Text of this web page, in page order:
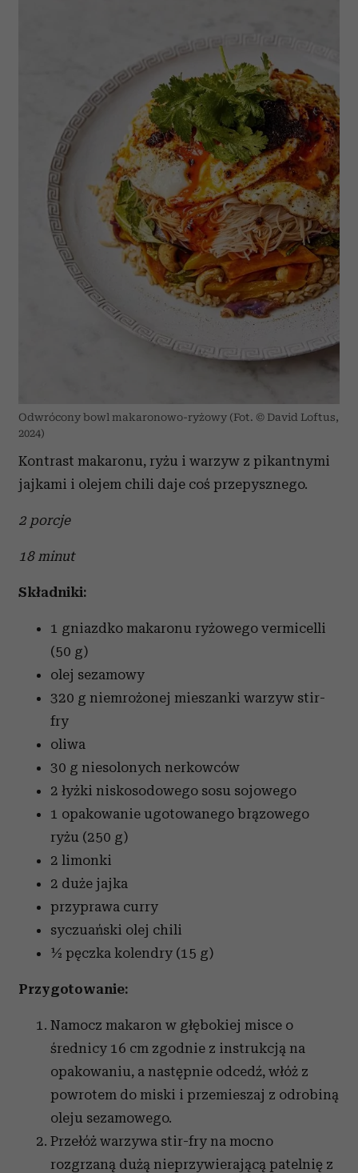
Odwrócony bowl makaronowo-ryżowy (Fot. © David Loftus,
2024)
Kontrast makaronu, ryżu i warzyw z pikantnymi
jajkami i olejem chili daje coś przepysznego.
2 porcje
18 minut
Składniki:
1 gniazdko makaronu ryżowego vermicelli
(50 g)
olej sezamowy
320 g niemrożonej mieszanki warzyw stir-
fry
oliwa
30 g niesolonych nerkowców
2 łyżki niskosodowego sosu sojowego
1 opakowanie ugotowanego brązowego
ryżu (250 g)
2 limonki
2 duże jajka
przyprawa curry
syczuański olej chili
½ pęczka kolendry (15 g)
Przygotowanie:
Namocz makaron w głębokiej misce o
średnicy 16 cm zgodnie z instrukcją na
opakowaniu, a następnie odcedź, włóż z
powrotem do miski i przemieszaj z odrobiną
oleju sezamowego.
Przełóż warzywa stir-fry na mocno
rozgrzaną dużą nieprzywierającą patelnię z